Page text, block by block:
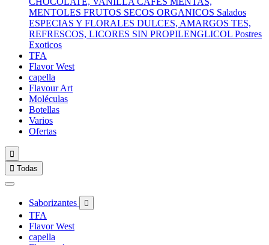
MENTOLES FRUTOS SECOS ORGANICOS Salados
ESPECIAS Y FLORALES DULCES, AMARGOS TES,
REFRESCOS, LICORES SIN PROPILENGLICOL Postres
Exoticos
TFA
Flavor West
capella
Flavour Art
Moléculas
Botellas
Varios
Ofertas

 Todas
Saborizantes 
TFA
Flavor West
capella